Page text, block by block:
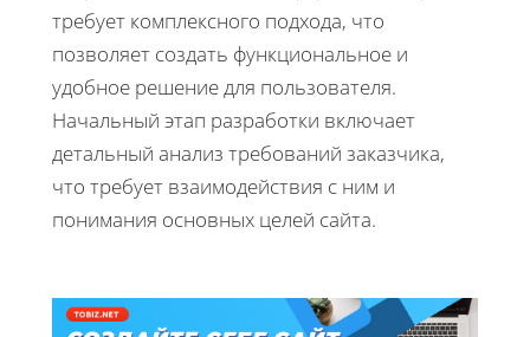
требует комплексного подхода, что
позволяет создать функциональное и
удобное решение для пользователя.
Начальный этап разработки включает
детальный анализ требований заказчика,
что требует взаимодействия с ним и
понимания основных целей сайта.